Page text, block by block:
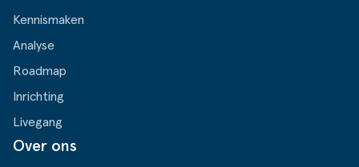
Kennismaken
Analyse
Roadmap
Inrichting
Livegang
Over ons